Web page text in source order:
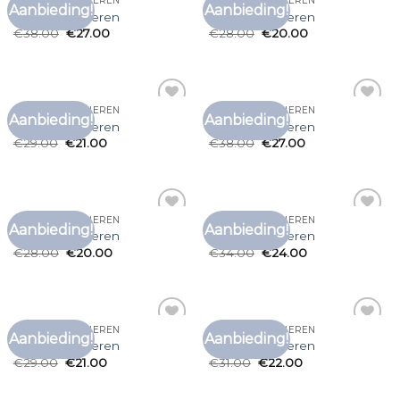
Aanbieding!
rood t shirt heren
€38.00 €27.00
Aanbieding!
rood t shirt heren
€28.00 €20.00
Aanbieding!
ROOD T SHIRT HEREN
rood t shirt heren
€29.00 €21.00
Aanbieding!
ROOD T SHIRT HEREN
rood t shirt heren
€38.00 €27.00
Aanbieding!
ROOD T SHIRT HEREN
rood t shirt heren
€28.00 €20.00
Aanbieding!
ROOD T SHIRT HEREN
rood t shirt heren
€34.00 €24.00
Aanbieding!
ROOD T SHIRT HEREN
rood t shirt heren
€29.00 €21.00
Aanbieding!
ROOD T SHIRT HEREN
rood t shirt heren
€31.00 €22.00